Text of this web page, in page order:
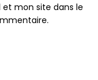
mon site dans le